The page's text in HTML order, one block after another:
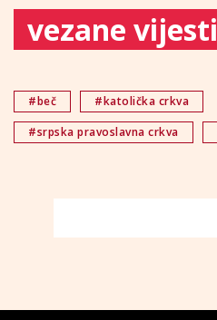
vezane vijesti
#beč
#katolička crkva
#srpska pravoslavna crkva